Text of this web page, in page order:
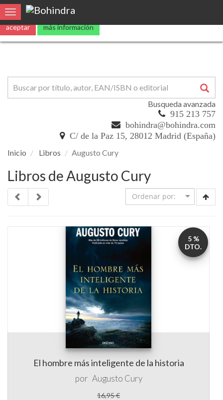
Utilizamoscookies propias y de terceros para mejorar nuestros
aceptar más información
Toggle navigation
Busqueda avanzada
915 213 757
bohindra@bohindra.com
C/ de la Paz 15, 28012 Madrid (España)
Inicio Libros Augusto Cury
Libros de Augusto Cury
El hombre más inteligente de la historia
por Augusto Cury
16,95 €
5 %
DTO.